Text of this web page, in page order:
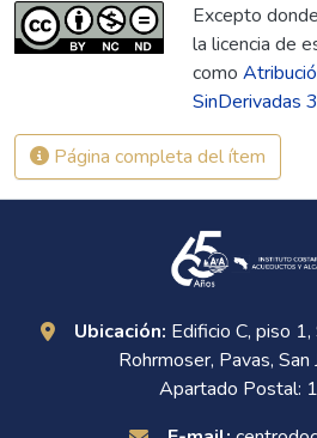
Excepto
la licencia de
como
SinDerivadas
Página completa del ítem
Ubicación: Edificio C, piso
Rohrmoser, Pavas, San
Apartado Postal: